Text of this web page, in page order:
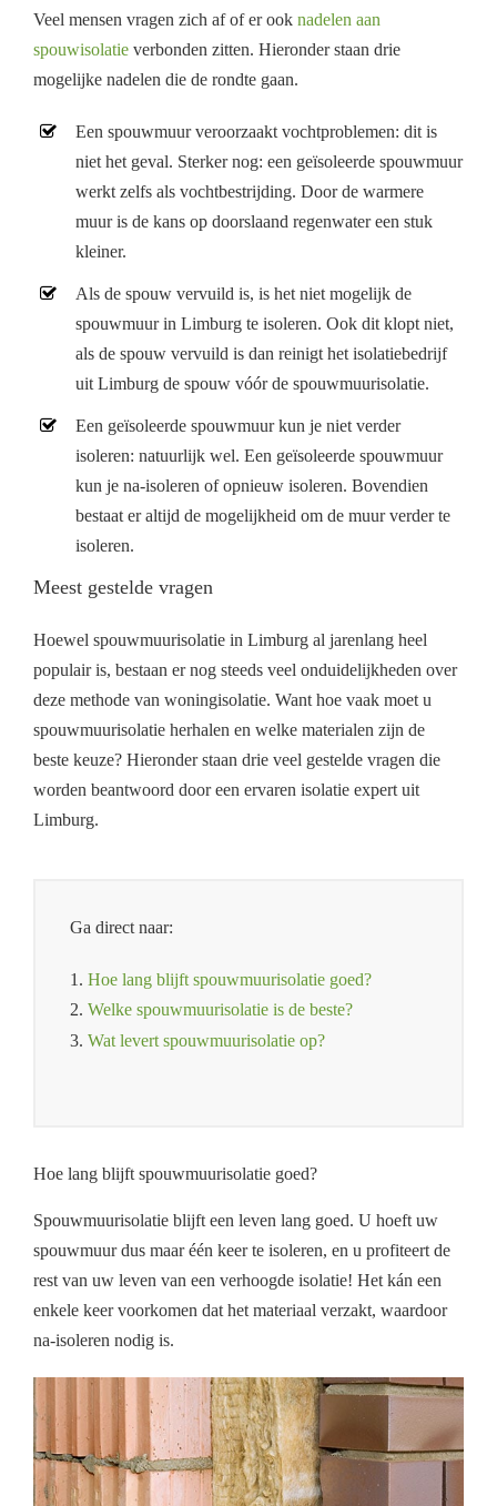
Veel mensen vragen zich af of er ook nadelen aan
spouwisolatie verbonden zitten. Hieronder staan drie
mogelijke nadelen die de rondte gaan.
Een spouwmuur veroorzaakt vochtproblemen: dit is
niet het geval. Sterker nog: een geïsoleerde spouwmuur
werkt zelfs als vochtbestrijding. Door de warmere
muur is de kans op doorslaand regenwater een stuk
kleiner.
Als de spouw vervuild is, is het niet mogelijk de
spouwmuur in Limburg te isoleren. Ook dit klopt niet,
als de spouw vervuild is dan reinigt het isolatiebedrijf
uit Limburg de spouw vóór de spouwmuurisolatie.
Een geïsoleerde spouwmuur kun je niet verder
isoleren: natuurlijk wel. Een geïsoleerde spouwmuur
kun je na-isoleren of opnieuw isoleren. Bovendien
bestaat er altijd de mogelijkheid om de muur verder te
isoleren.
Meest gestelde vragen
Hoewel spouwmuurisolatie in Limburg al jarenlang heel
populair is, bestaan er nog steeds veel onduidelijkheden over
deze methode van woningisolatie. Want hoe vaak moet u
spouwmuurisolatie herhalen en welke materialen zijn de
beste keuze? Hieronder staan drie veel gestelde vragen die
worden beantwoord door een ervaren isolatie expert uit
Limburg.
Ga direct naar:
1. Hoe lang blijft spouwmuurisolatie goed?
2. Welke spouwmuurisolatie is de beste?
3. Wat levert spouwmuurisolatie op?
Hoe lang blijft spouwmuurisolatie goed?
Spouwmuurisolatie blijft een leven lang goed. U hoeft uw
spouwmuur dus maar één keer te isoleren, en u profiteert de
rest van uw leven van een verhoogde isolatie! Het kán een
enkele keer voorkomen dat het materiaal verzakt, waardoor
na-isoleren nodig is.